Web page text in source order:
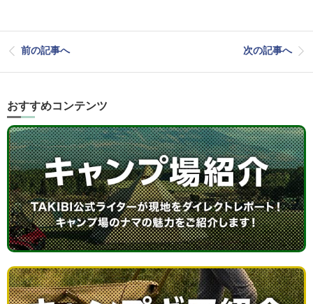
前の記事へ 次の記事へ
おすすめコンテンツ